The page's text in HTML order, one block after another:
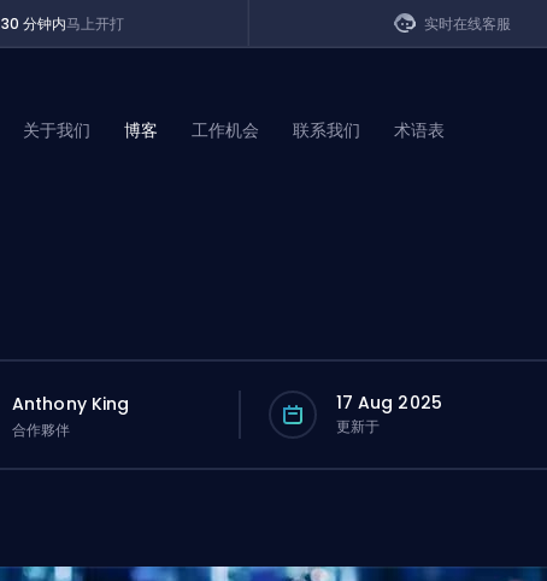
30 分钟内马上开打 实时在线客服
关于我们 博客 工作机会 联系我们 术语表
Anthony King
合作夥伴
17 Aug 2025
更新于